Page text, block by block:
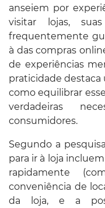
anseiem por
visitar lojas,
frequentemente
à das compras
de experiências
praticidade destaca
como equilibrar
verdadeiras
consumidores.
Segundo a
para ir à loja
rapidamente
conveniência de
da loja, e a